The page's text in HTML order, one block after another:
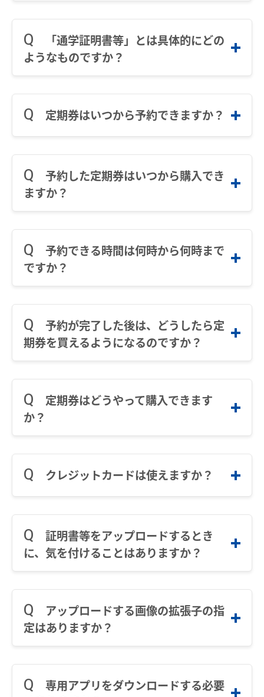
manacaとは？
manacaの種類
manacaを買う
manaca取扱窓口
鉄道・バスで使う
鉄道で使う
鉄道での使い方
きっぷを購入する
特殊な改札口のご利用方法
バスでの使い方
バスの運賃計算
manacaの安心機能
全国相互利用サービス
ご利用の注意点
ポイントサービス
こんなとき、どうするの？
使えなくなったとき
お買物＆フード
法人・店舗のお客様
名鉄グループ
STEP.2
定期情報を入力する
通用開始日を選択してください。
※お持ちのmanaca定期券の通用期間終了
日とご予約されるmanaca定期券の通用開
ください。
（お持ちのmanaca定期券の通用期間終了
日が、購入日以前の場合をのぞきます。）
（ご購入いただけない例）
購入日：2025年3月5日
お持ちのmanaca定期券の通用期間終了
日：2025年3月6日
ご予約されるmanaca定期券の通用開始
日：2025年3月9日
のmanaca定期券
（例：系列の高校または大学へ進学する場
合）
STEP.2
定期情報を入力する
通用開始日を選択してください。
日とご予約されるmanaca定期券の通用開
始日の日付が重なる場合や、連続しない場
（お持ちのmanaca定期券の通用期間終了
日が、購入日以前の場合をのぞきます。）
（ご購入いただけない例）
購入日：2025年3月5日
日：2025年3月6日
ご予約されるmanaca定期券の通用開始
日：2025年3月9日
忘れた方はこちら」ボタンを押してくださ
い。「購入予約番号」を入力いただくと予
再設定してください。
予約状況の確認ができます。
予約をキャンセルする場合は「予約をキャ
ンセルする」ボタンを押してください。
なお、購入可能期間（通用開始日）を過
田経由～地下鉄金山）
なりません。
身体障害者手帳、療育手帳及び精神障害者保健
福祉手帳本人の「旅客鉄道株式会社・旅客運賃
減額」欄の記載（第１種または第２種）によ
り、運賃を割引した定期券のことをいいます。
「通学証明書等」とは具体的にどの
ようなものですか？
在籍する学校等が発行した「通学証明書」また
は「通学定期乗車券購入兼用証明書」のことを
指します。
定期券はいつから予約できますか？
通用開始日の１箇月前からご予約いただけま
す。
予約した定期券はいつから購入でき
ますか？
通用開始日の１４日前から購入いただけます。
予約できる時間は何時から何時まで
ですか？
６時から２３時までです。
※予約手続き中であっても、２３時を過ぎると
予約できなくなることがあります。
※システムメンテナンス等により、予告なく時
間を変更する場合があります。
予約が完了した後は、どうしたら定
期券を買えるようになるのですか？
通勤定期券の場合は予約の完了後に、通学定期
券の場合は当社における審査を経て、承認され
た際にその旨が登録されたメールアドレスに通
す。なお、ご使用の携帯電話やスマートフォン
の「受信拒否設定」等により、メールが受信で
きない場合があります。ご利用端末の設定をご
確認のうえ、「@mail-teikiwebyoyaku.meitet
su.co.jp」からのメールを受信できるように設
す。
（１）６時から１８時までの間は、当日の２３
２時までに通知
定期券はどうやって購入できます
か？
「定期券」と表記された自動券売機に、メール
で通知されたＱＲコードをかざすか、または同
様に通知された購入予約番号を入力し、予約時
にご自身で設定した４桁から１２桁までの暗証
番号を入力することで、予約した定期券をお求
めいただけます。
なお、予約内容をもとに駅窓口で発売すること
はいたしかねますので、ご承知おきください。
※「ＱＲコード」は、（株）デンソーウェーブ
クレジットカードは使えますか？
2025年3月1日から、VISA、Master Card、JC
B、American Express、Diners Clubによる決
済が可能です。
ただし、窓口係員が終日不在または一部時間帯
に不在となる駅では、クレジット決済の対応時
間は7：00から22：00までとなります。
証明書等をアップロードするとき
に、気を付けることはありますか？
通学定期乗車券にあっては、在籍する学校等の
代表者において、必要事項を記入して発行した
「通学証明書」または「通学定期乗車券購入兼
用証明書」等で、利用者の氏名・住所・生年月
日・証明書の有効期間・学校名・学校所在地・
卒業予定年月日が確認できる状態の写真をアッ
プロードしてください。
割引定期券にあっては、身体障害者手帳、療育
アップロードする画像の拡張子の指
定はありますか？
jpg、jpeg、png、bmp、heic、heifのいずれか
でお願いします。
専用アプリをダウンロードする必要